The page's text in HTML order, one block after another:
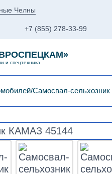
Челны
+7 (855) 278-33-99
и спецтехника
Самосвал-